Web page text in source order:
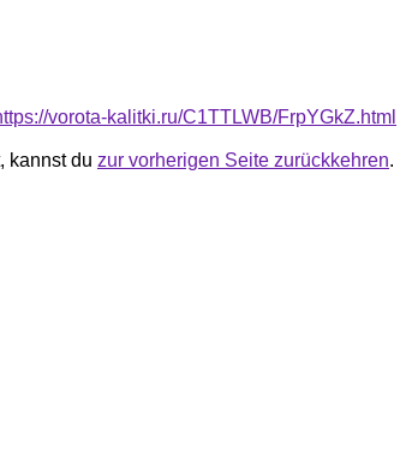
vorota-kalitki.ru/C1TTLWB/FrpYGkZ.html
kannst du zur vorherigen Seite zurückkehren.